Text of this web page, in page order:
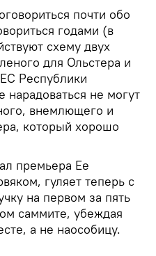
почти обо
годами (в
схему двух
для Ольстера и
Республики
не могут
внемлющего и
который хорошо
премьера Ее
гуляет теперь с
на первом за пять
саммите, убеждая
а не наособицу.